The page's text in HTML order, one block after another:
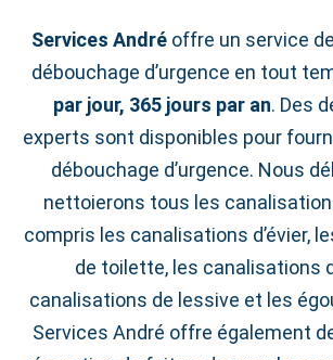
Services Andréoffre un service
débouchage d’urgence en tout
par jour, 365 jours par an. Des
experts sont disponibles pour
débouchage d’urgence. Nous
nettoierons tous les
compris les canalisations d’évier,
de toilette, les canalisations
canalisations de lessive et les
Services André offre également